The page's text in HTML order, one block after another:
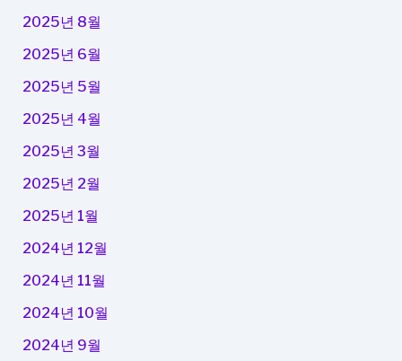
2025년 8월
2025년 6월
2025년 5월
2025년 4월
2025년 3월
2025년 2월
2025년 1월
2024년 12월
2024년 11월
2024년 10월
2024년 9월